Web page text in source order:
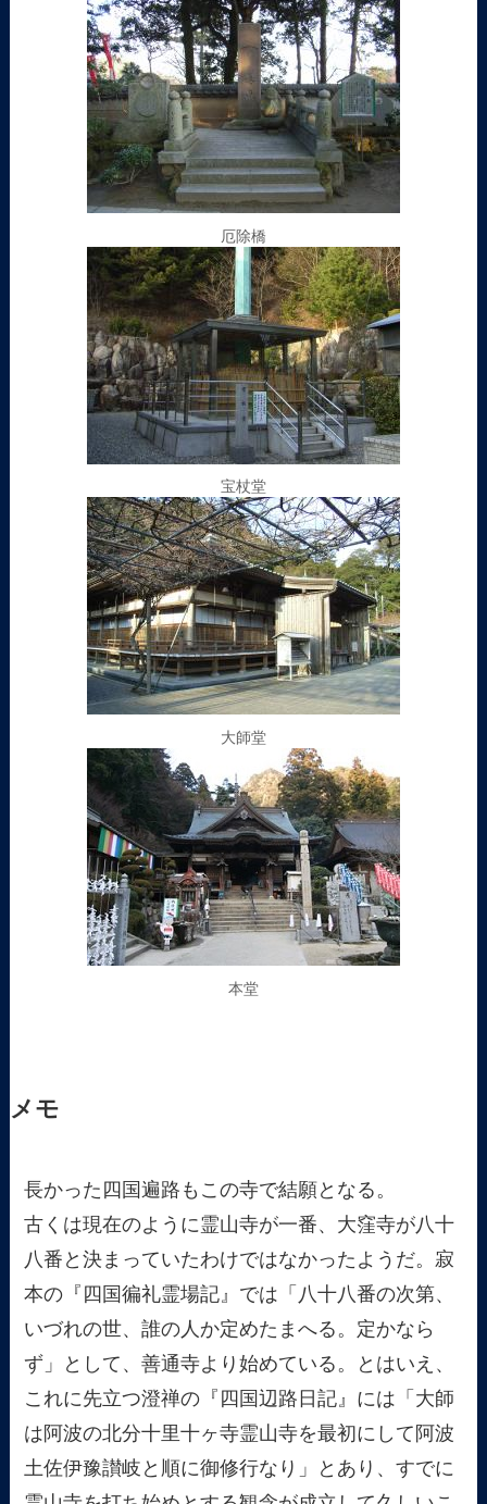
厄除橋
宝杖堂
大師堂
本堂
メモ
長かった四国遍路もこの寺で結願となる。
古くは現在のように霊山寺が一番、大窪寺が八十
八番と決まっていたわけではなかったようだ。寂
本の『四国徧礼霊場記』では「八十八番の次第、
いづれの世、誰の人か定めたまへる。定かなら
ず」として、善通寺より始めている。とはいえ、
これに先立つ澄禅の『四国辺路日記』には「大師
は阿波の北分十里十ヶ寺霊山寺を最初にして阿波
土佐伊豫讃岐と順に御修行なり」とあり、すでに